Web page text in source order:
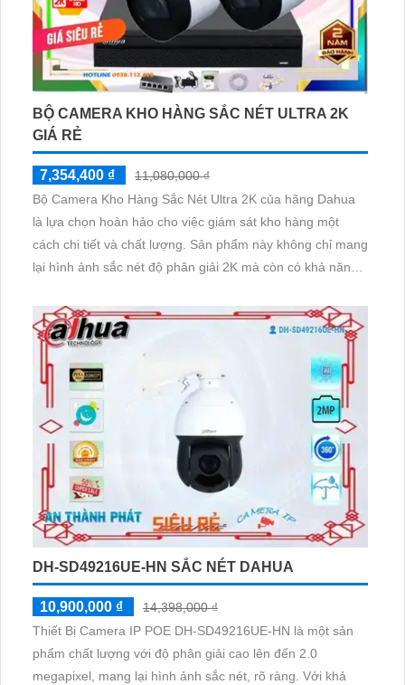
BỘ CAMERA KHO HÀNG SẮC NÉT ULTRA 2K
GIÁ RẺ
7,354,400 ₫
11,080,000 ₫
Bộ Camera Kho Hàng Sắc Nét Ultra 2K của hãng Dahua
là lựa chọn hoàn hảo cho việc giám sát kho hàng một
cách chi tiết và chất lượng. Sản phẩm này không chỉ mang
lại hình ảnh sắc nét độ phân giải 2K mà còn có khả năng
mỹ thuật, tích hợp nhiều công nghệ hiện đại
DH-SD49216UE-HN SẮC NÉT DAHUA
10,900,000 ₫
14,398,000 ₫
Thiết Bị Camera IP POE DH-SD49216UE-HN là một sản
phẩm chất lượng với độ phân giải cao lên đến 2.0
megapixel, mang lại hình ảnh sắc nét, rõ ràng. Với khả